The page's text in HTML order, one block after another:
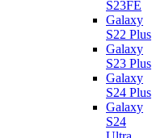
S23FE
Galaxy
S22 Plus
Galaxy
S23 Plus
Galaxy
S24 Plus
Galaxy
S24